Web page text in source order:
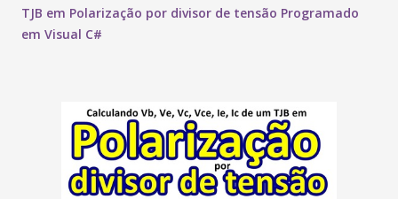
TJB em Polarização por divisor de tensão Programado
em Visual C#